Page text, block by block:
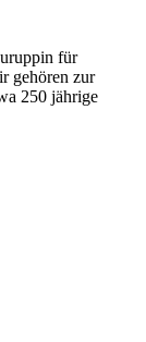
für
gehören zur
250 jährige